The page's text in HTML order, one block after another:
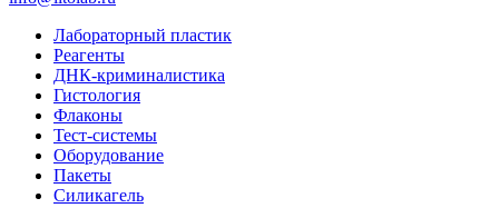
Лабораторный пластик
Реагенты
ДНК-криминалистика
Гистология
Флаконы
Тест-системы
Оборудование
Пакеты
Силикагель